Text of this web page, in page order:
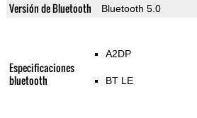
Versión de Bluetooth Bluetooth 5.0
Especificaciones
bluetooth
A2DP
BT LE